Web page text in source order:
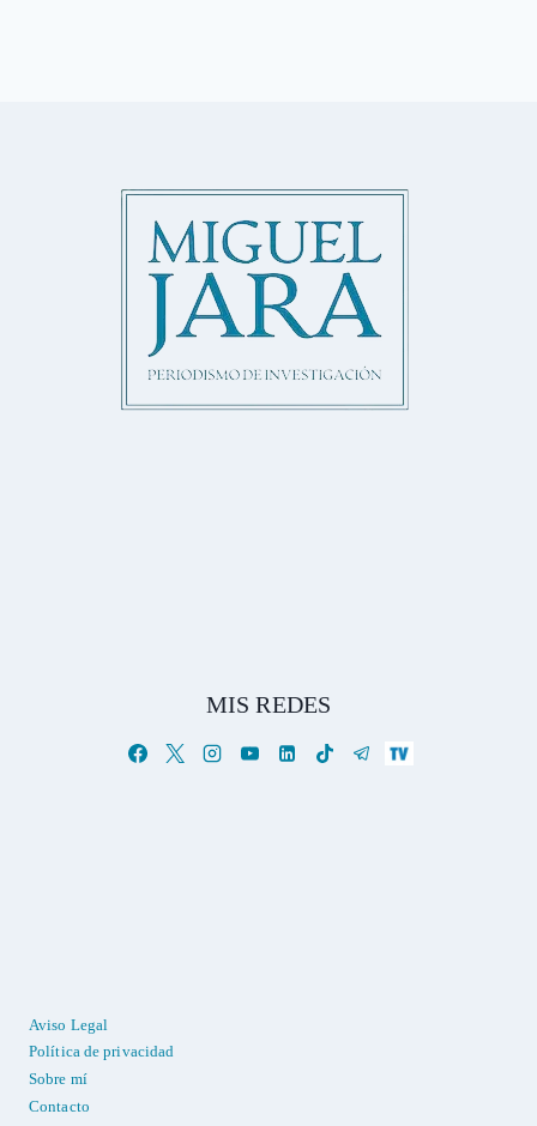
MIS REDES
Aviso Legal
Política de privacidad
Sobre mí
Contacto